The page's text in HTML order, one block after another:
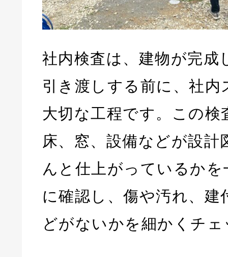
社内検査は、建物が完成
引き渡しする前に、社内
大切な工程です。この検
床、窓、設備などが設計
んと仕上がっているか
に確認し、傷や汚れ、建
どがないかを細かくチ